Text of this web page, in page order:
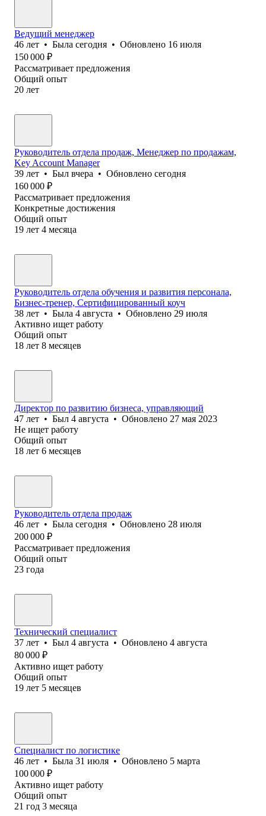
Ведущий менеджер
46 лет • Была сегодня • Обновлено 16 июля
150 000 ₽
Рассматривает предложения
Общий опыт
20 лет
Руководитель отдела продаж, Менеджер по продажам,
Key Account Manager
39 лет • Был вчера • Обновлено сегодня
160 000 ₽
Рассматривает предложения
Конкретные достижения
Общий опыт
19 лет 4 месяца
Руководитель отдела обучения и развития персонала,
Бизнес-тренер, Сертифицированный коуч
38 лет • Была 4 августа • Обновлено 29 июля
Активно ищет работу
Общий опыт
18 лет 8 месяцев
Директор по развитию бизнеса, управляющий
47 лет • Был 4 августа • Обновлено 27 мая 2023
Не ищет работу
Общий опыт
18 лет 6 месяцев
Руководитель отдела продаж
46 лет • Была сегодня • Обновлено 28 июля
200 000 ₽
Рассматривает предложения
Общий опыт
23 года
Технический специалист
37 лет • Был 4 августа • Обновлено 4 августа
80 000 ₽
Активно ищет работу
Общий опыт
19 лет 5 месяцев
Специалист по логистике
46 лет • Была 31 июля • Обновлено 5 марта
100 000 ₽
Активно ищет работу
Общий опыт
21 год 3 месяца